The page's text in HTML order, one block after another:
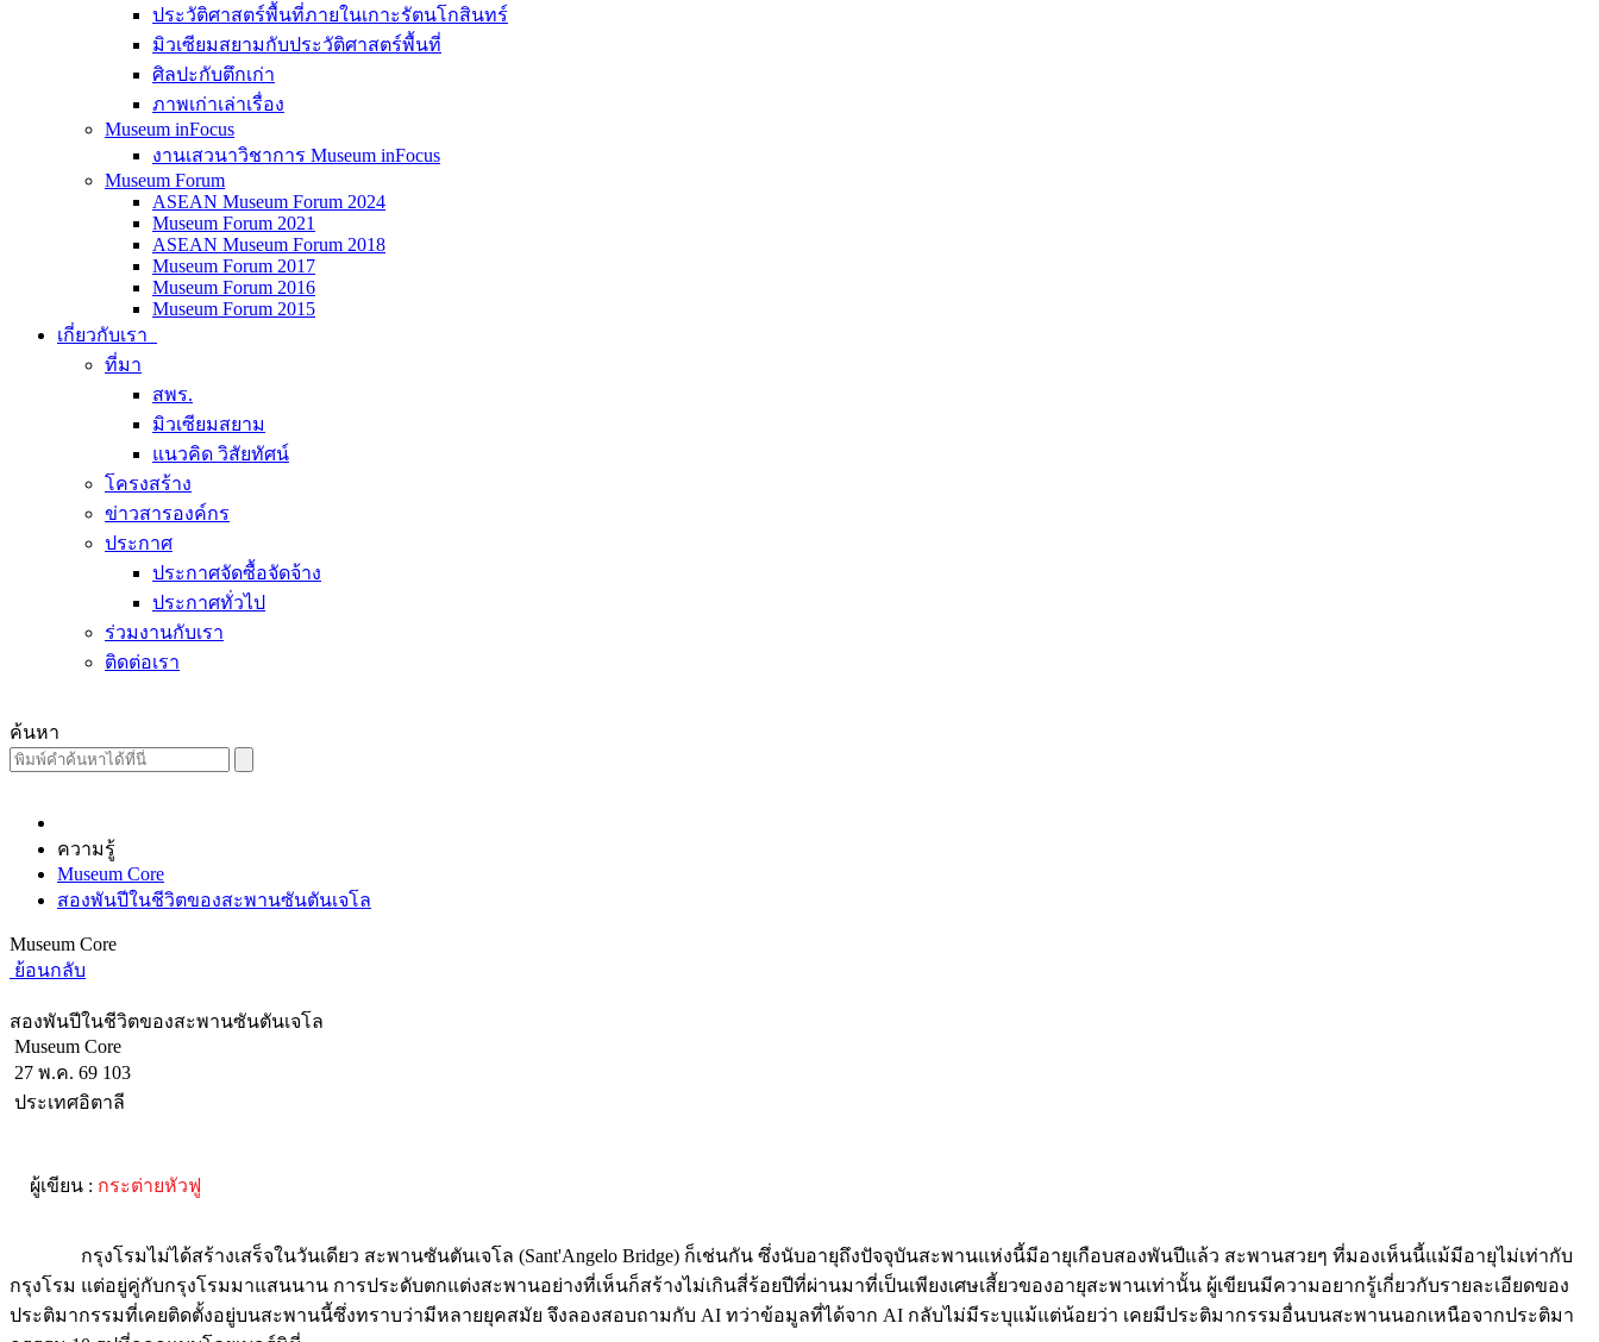
ประวัติศาสตร์พื้นที่ภายในเกาะรัตนโกสินทร์
มิวเซียมสยามกับประวัติศาสตร์พื้นที่
ศิลปะกับตึกเก่า
ภาพเก่าเล่าเรื่อง
Museum inFocus
งานเสวนาวิชาการ Museum inFocus
Museum Forum
ASEAN Museum Forum 2024
Museum Forum 2021
ASEAN Museum Forum 2018
Museum Forum 2017
Museum Forum 2016
Museum Forum 2015
เกี่ยวกับเรา
ที่มา
สพร.
มิวเซียมสยาม
แนวคิด วิสัยทัศน์
โครงสร้าง
ข่าวสารองค์กร
ประกาศ
ประกาศจัดซื้อจัดจ้าง
ประกาศทั่วไป
ร่วมงานกับเรา
ติดต่อเรา
ค้นหา
ความรู้
Museum Core
สองพันปีในชีวิตของสะพานซันตันเจโล
Museum Core
ย้อนกลับ
สองพันปีในชีวิตของสะพานซันตันเจโล
Museum Core
27 พ.ค. 69 103
ประเทศอิตาลี
ผู้เขียน : กระต่ายหัวฟู
กรุงโรมไม่ได้สร้างเสร็จในวันเดียว สะพานซันตันเจโล (Sant'Angelo Bridge) ก็เช่นกัน ซึ่งนับอายุถึงปัจจุบันสะพานแห่งนี้มีอายุเกือบสองพันปีแล้ว สะพานสวยๆ ที่มองเห็นนี้แม้มีอายุไม่เท่ากับ
กรุงโรม แต่อยู่คู่กับกรุงโรมมาแสนนาน การประดับตกแต่งสะพานอย่างที่เห็นก็สร้างไม่เกินสี่ร้อยปีที่ผ่านมาที่เป็นเพียงเศษเสี้ยวของอายุสะพานเท่านั้น ผู้เขียนมีความอยากรู้เกี่ยวกับรายละเอียดของ
ประติมากรรมที่เคยติดตั้งอยู่บนสะพานนี้ซึ่งทราบว่ามีหลายยุคสมัย จึงลองสอบถามกับ AI ทว่าข้อมูลที่ได้จาก AI กลับไม่มีระบุแม้แต่น้อยว่า เคยมีประติมากรรมอื่นบนสะพานนอกเหนือจากประติมา